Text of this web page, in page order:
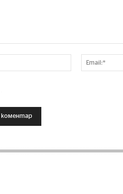
Име*